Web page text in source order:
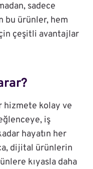
sadece
ürünler, hem
çeşitli avantajlar
kolay ve
iş
hayatın her
dijital ürünlerin
kıyasla daha